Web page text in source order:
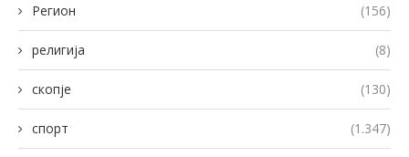
Регион (156)
религија (8)
скопје (130)
спорт (1.347)